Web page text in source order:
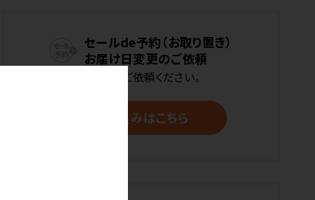
セールde予約（お取り置き）
お届け日変更のご依頼
下記よりご依頼ください。
お申込みはこちら